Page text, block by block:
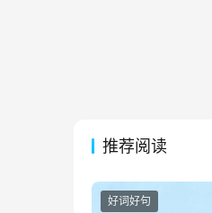
推荐阅读
好词好句